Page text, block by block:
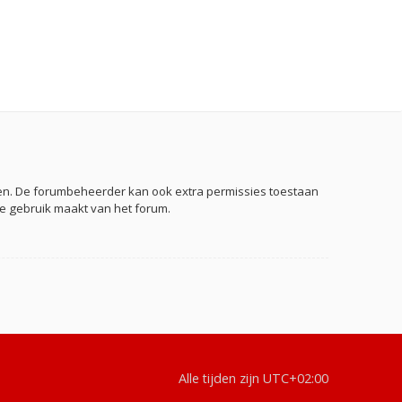
De forumbeheerder kan ook extra permissies toestaan
gebruik maakt van het forum.
Alle tijden zijn UTC+02:00